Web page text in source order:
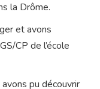
la Drôme.
et avons
CP de l’école
pu découvrir